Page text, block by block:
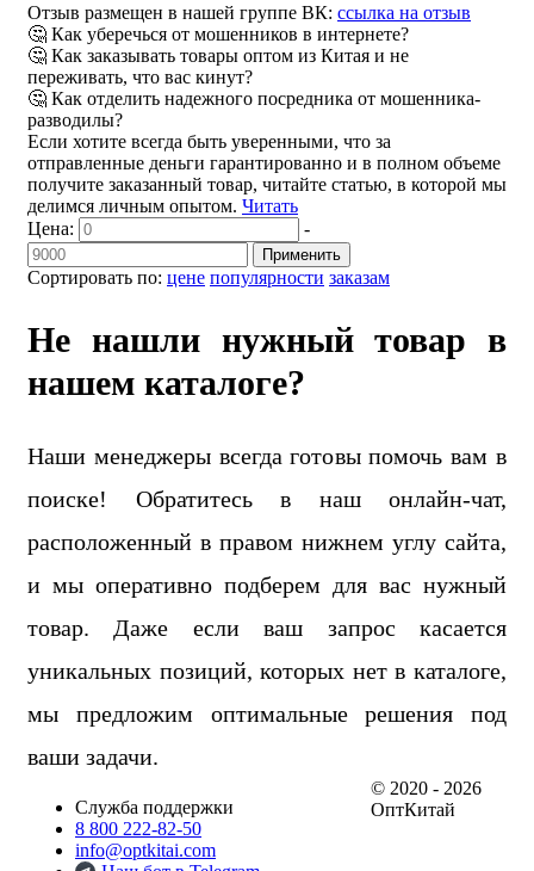
Отзыв размещен в нашей группе ВК: ссылка на отзыв
🤔 Как уберечься от мошенников в интернете?
🤔 Как заказывать товары оптом из Китая и не
переживать, что вас кинут?
🤔 Как отделить надежного посредника от мошенника-
разводилы?
Если хотите всегда быть уверенными, что за
отправленные деньги гарантированно и в полном объеме
получите заказанный товар, читайте статью, в которой мы
делимся личным опытом. Читать
Сортировать по: цене популярности заказам
Цена: -
Применить
Не нашли нужный товар в
нашем каталоге?
Наши менеджеры всегда готовы помочь вам в
поиске! Обратитесь в наш онлайн-чат,
расположенный в правом нижнем углу сайта,
и мы оперативно подберем для вас нужный
товар. Даже если ваш запрос касается
уникальных позиций, которых нет в каталоге,
мы предложим оптимальные решения под
ваши задачи.
Служба поддержки
8 800 222-82-50
info@optkitai.com
© 2020 - 2026
ОптКитай